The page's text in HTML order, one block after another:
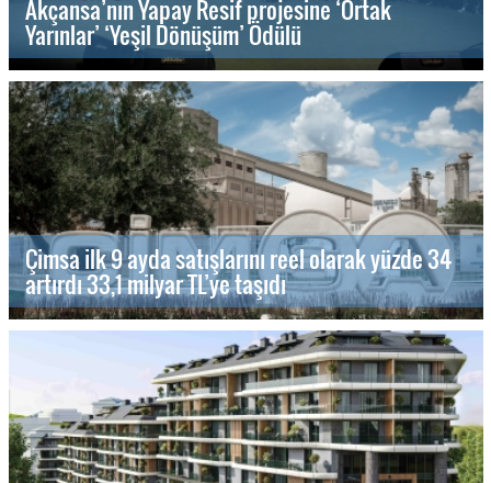
Akçansa’nın Yapay Resif projesine ‘Ortak
Yarınlar’ ‘Yeşil Dönüşüm’ Ödülü
Çimsa ilk 9 ayda satışlarını reel olarak yüzde 34
artırdı 33,1 milyar TL’ye taşıdı